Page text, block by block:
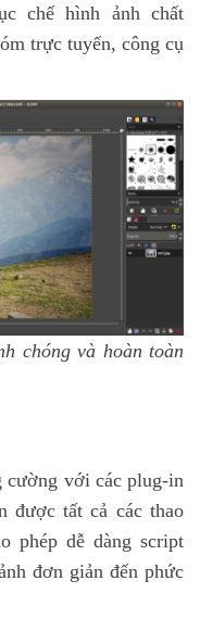
chế hình ảnh chất
trực tuyến, công cụ
chóng và hoàn toàn
cường với các plug-in
được tất cả các thao
phép dễ dàng script
đơn giản đến phức